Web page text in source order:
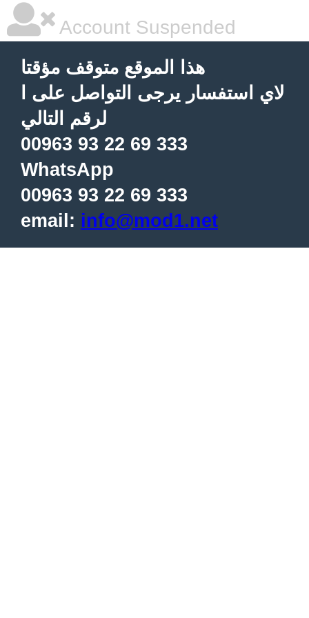
Account Suspended
هذا الموقع متوقف مؤقتا
لاي استفسار يرجى التواصل على ا
لرقم التالي
00963 93 22 69 333
WhatsApp
00963 93 22 69 333
email: info@mod1.net